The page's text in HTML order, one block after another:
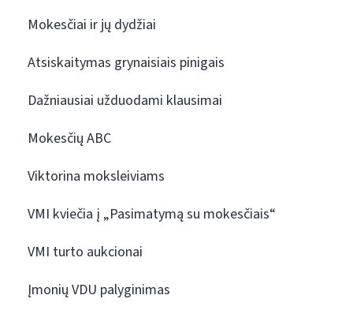
Mokesčiai ir jų dydžiai
Atsiskaitymas grynaisiais pinigais
Dažniausiai užduodami klausimai
Mokesčių ABC
Viktorina moksleiviams
VMI kviečia į „Pasimatymą su mokesčiais“
VMI turto aukcionai
Įmonių VDU palyginimas